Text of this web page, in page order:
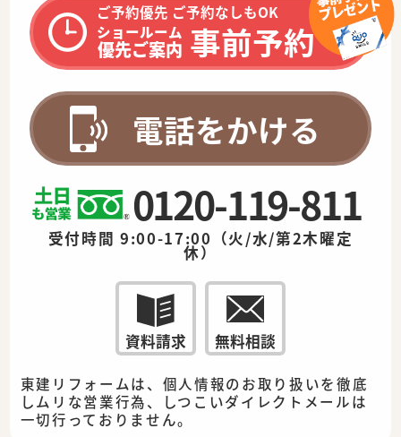
ご予約優先 ご予約なしもOK
ショールーム
優先ご案内 事前予約
電話をかける
0120-119-811
受付時間 9:00-17:00（火/水/第2木曜定
休）
資料請求 無料相談
東建リフォームは、個人情報のお取り扱いを徹底
しムリな営業行為、しつこいダイレクトメールは
一切行っておりません。